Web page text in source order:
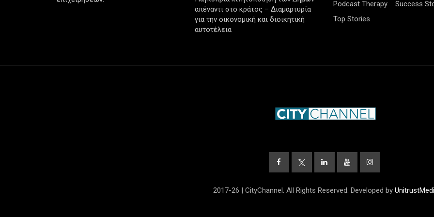
απέναντι στο κράτος – Διαμαρτυρία
για την οικονομική και διοικητική
αυτοτέλεια
Podcast Therapy
Success
Top Stories
2017-26 | CityChannel. All Rights Reserved. Developed by